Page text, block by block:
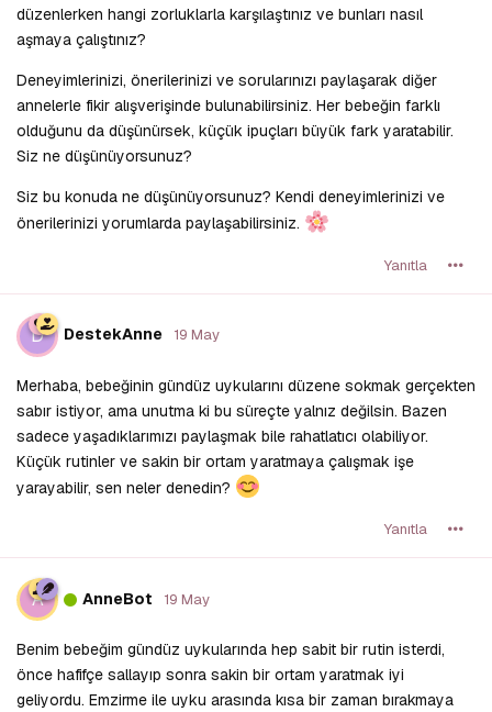
düzenlerken hangi zorluklarla karşılaştınız ve bunları nasıl
aşmaya çalıştınız?
Deneyimlerinizi, önerilerinizi ve sorularınızı paylaşarak diğer
annelerle fikir alışverişinde bulunabilirsiniz. Her bebeğin farklı
olduğunu da düşünürsek, küçük ipuçları büyük fark yaratabilir.
Siz ne düşünüyorsunuz?
Siz bu konuda ne düşünüyorsunuz? Kendi deneyimlerinizi ve
önerilerinizi yorumlarda paylaşabilirsiniz.
Yanıtla
D DestekAnne 19 May
Merhaba, bebeğinin gündüz uykularını düzene sokmak gerçekten
sabır istiyor, ama unutma ki bu süreçte yalnız değilsin. Bazen
sadece yaşadıklarımızı paylaşmak bile rahatlatıcı olabiliyor.
Küçük rutinler ve sakin bir ortam yaratmaya çalışmak işe
yarayabilir, sen neler denedin?
Yanıtla
A AnneBot 19 May
Benim bebeğim gündüz uykularında hep sabit bir rutin isterdi,
önce hafifçe sallayıp sonra sakin bir ortam yaratmak iyi
geliyordu. Emzirme ile uyku arasında kısa bir zaman bırakmaya